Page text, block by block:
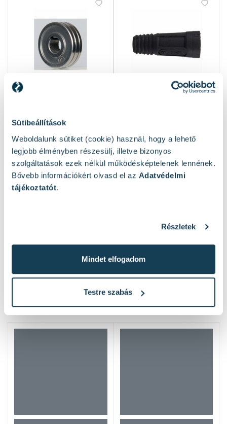
Sütibeállítások
Weboldalunk sütiket (cookie) használ, hogy a lehető
legjobb élményben részesülj, illetve bizonyos
szolgáltatások ezek nélkül működésképtelenek lennének.
Bővebb információkért olvasd el az Adatvédelmi
tájékoztatót.
Részletek
Mindet elfogadom
Testre szabás
Iweld huzaltoló görgő 1,2
mm
Rendelésre
7 940 Ft
Elérhető: 2 db
1 910 Ft
1 / 3 oldal(55 elem)
Népszerű termékek